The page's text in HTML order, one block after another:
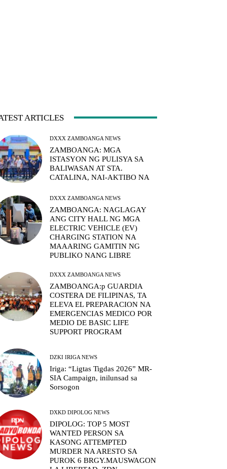
ARTICLES
DXXX ZAMBOANGA NEWS
ZAMBOANGA: MGA
ISTASYON NG PULISYA SA
BALIWASAN AT STA.
CATALINA, NAI-AKTIBO NA
DXXX ZAMBOANGA NEWS
ZAMBOANGA: NAGLAGAY
ANG CITY HALL NG MGA
ELECTRIC VEHICLE (EV)
CHARGING STATION NA
MAAARING GAMITIN NG
PUBLIKO NANG LIBRE
DXXX ZAMBOANGA NEWS
ZAMBOANGA:p GUARDIA
COSTERA DE FILIPINAS, TA
ELEVA EL PREPARACION NA
EMERGENCIAS MEDICO POR
MEDIO DE BASIC LIFE
SUPPORT PROGRAM
DZKI IRIGA NEWS
Iriga: “Ligtas Tigdas 2026” MR-
SIA Campaign, inilunsad sa
Sorsogon
DXKD DIPOLOG NEWS
DIPOLOG: TOP 5 MOST
WANTED PERSON SA
KASONG ATTEMPTED
MURDER NA ARESTO SA
PUROK 6 BRGY.MAUSWAGON